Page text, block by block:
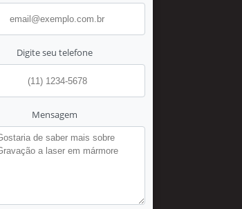
Digite seu telefone
Mensagem